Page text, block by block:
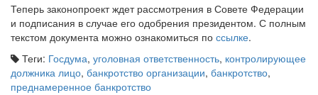
Теперь законопроект ждет рассмотрения в Совете Федерации
и подписания в случае его одобрения президентом. С полным
текстом документа можно ознакомиться по ссылке.
Теги: Госдума, уголовная ответственность, контролирующее
должника лицо, банкротство организации, банкротство,
преднамеренное банкротство